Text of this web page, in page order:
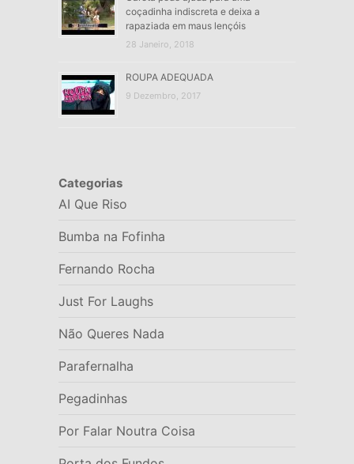
coçadinha indiscreta e deixa a
rapaziada em maus lençóis
28 Janeiro, 2018
ROUPA ADEQUADA
9 Dezembro, 2017
Categorias
AI Que Riso
Bumba na Fofinha
Fernando Rocha
Just For Laughs
Não Queres Nada
Parafernalha
Pegadinhas
Por Falar Noutra Coisa